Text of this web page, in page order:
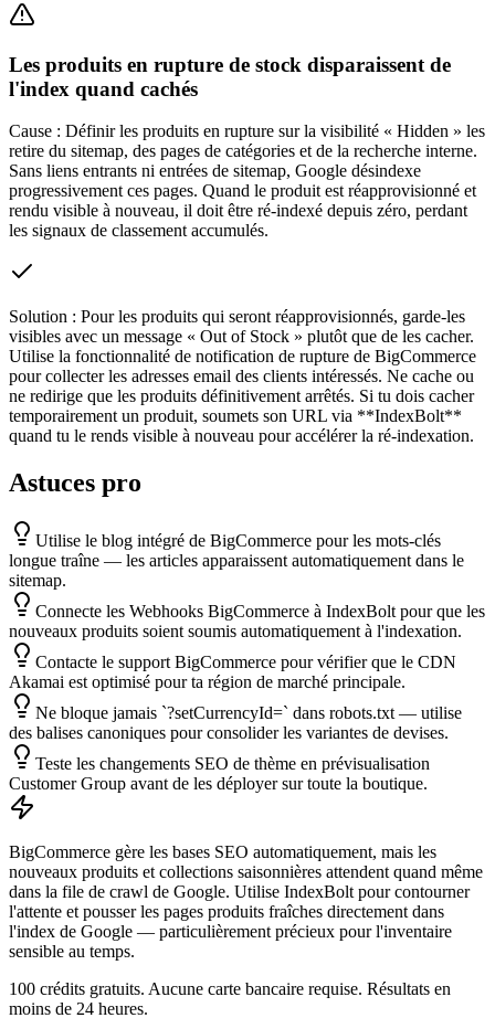
Les produits en rupture de stock disparaissent de
l'index quand cachés
Cause : Définir les produits en rupture sur la visibilité « Hidden » les
retire du sitemap, des pages de catégories et de la recherche interne.
Sans liens entrants ni entrées de sitemap, Google désindexe
progressivement ces pages. Quand le produit est réapprovisionné et
rendu visible à nouveau, il doit être ré-indexé depuis zéro, perdant
les signaux de classement accumulés.
Solution : Pour les produits qui seront réapprovisionnés, garde-les
visibles avec un message « Out of Stock » plutôt que de les cacher.
Utilise la fonctionnalité de notification de rupture de BigCommerce
pour collecter les adresses email des clients intéressés. Ne cache ou
ne redirige que les produits définitivement arrêtés. Si tu dois cacher
temporairement un produit, soumets son URL via **IndexBolt**
quand tu le rends visible à nouveau pour accélérer la ré-indexation.
Astuces pro
Utilise le blog intégré de BigCommerce pour les mots-clés
longue traîne — les articles apparaissent automatiquement dans le
sitemap.
Connecte les Webhooks BigCommerce à IndexBolt pour que les
nouveaux produits soient soumis automatiquement à l'indexation.
Contacte le support BigCommerce pour vérifier que le CDN
Akamai est optimisé pour ta région de marché principale.
Ne bloque jamais `?setCurrencyId=` dans robots.txt — utilise
des balises canoniques pour consolider les variantes de devises.
Teste les changements SEO de thème en prévisualisation
Customer Group avant de les déployer sur toute la boutique.
BigCommerce gère les bases SEO automatiquement, mais les
nouveaux produits et collections saisonnières attendent quand même
dans la file de crawl de Google. Utilise IndexBolt pour contourner
l'attente et pousser les pages produits fraîches directement dans
l'index de Google — particulièrement précieux pour l'inventaire
sensible au temps.
100 crédits gratuits. Aucune carte bancaire requise. Résultats en
moins de 24 heures.